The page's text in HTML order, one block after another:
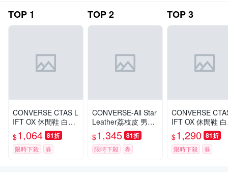
TOP 1
CONVERSE CTAS L
IFT OX 休閒鞋 白色
男鞋 女鞋 黑色-5602
50C
$1,064 81折
限時下殺 券
TOP2
CONVERSE-All Star
Leather荔枝皮 男女
休閒鞋132173C-白
$1,345 81折
限時下殺 券
TOP3
CONVERSE
IFT OX 休閒鞋
男鞋 女鞋 白色-
51C
$1,290 81折
限時下殺 券